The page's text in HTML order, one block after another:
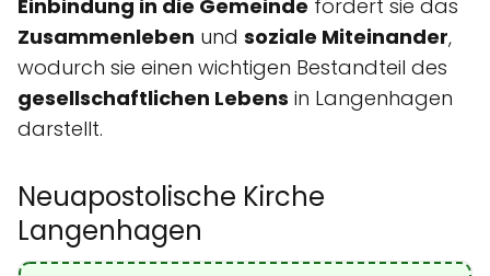
Einbindung in die Gemeinde fördert sie das
Zusammenleben und soziale Miteinander,
wodurch sie einen wichtigen Bestandteil des
gesellschaftlichen Lebens in Langenhagen
darstellt.
Neuapostolische Kirche
Langenhagen